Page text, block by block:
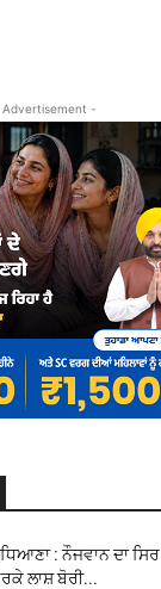
-
: ਨੌਜਵਾਨ ਦਾ
ਲਾਸ਼ ਬੋਰੀ...